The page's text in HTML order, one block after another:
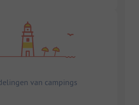
van campings